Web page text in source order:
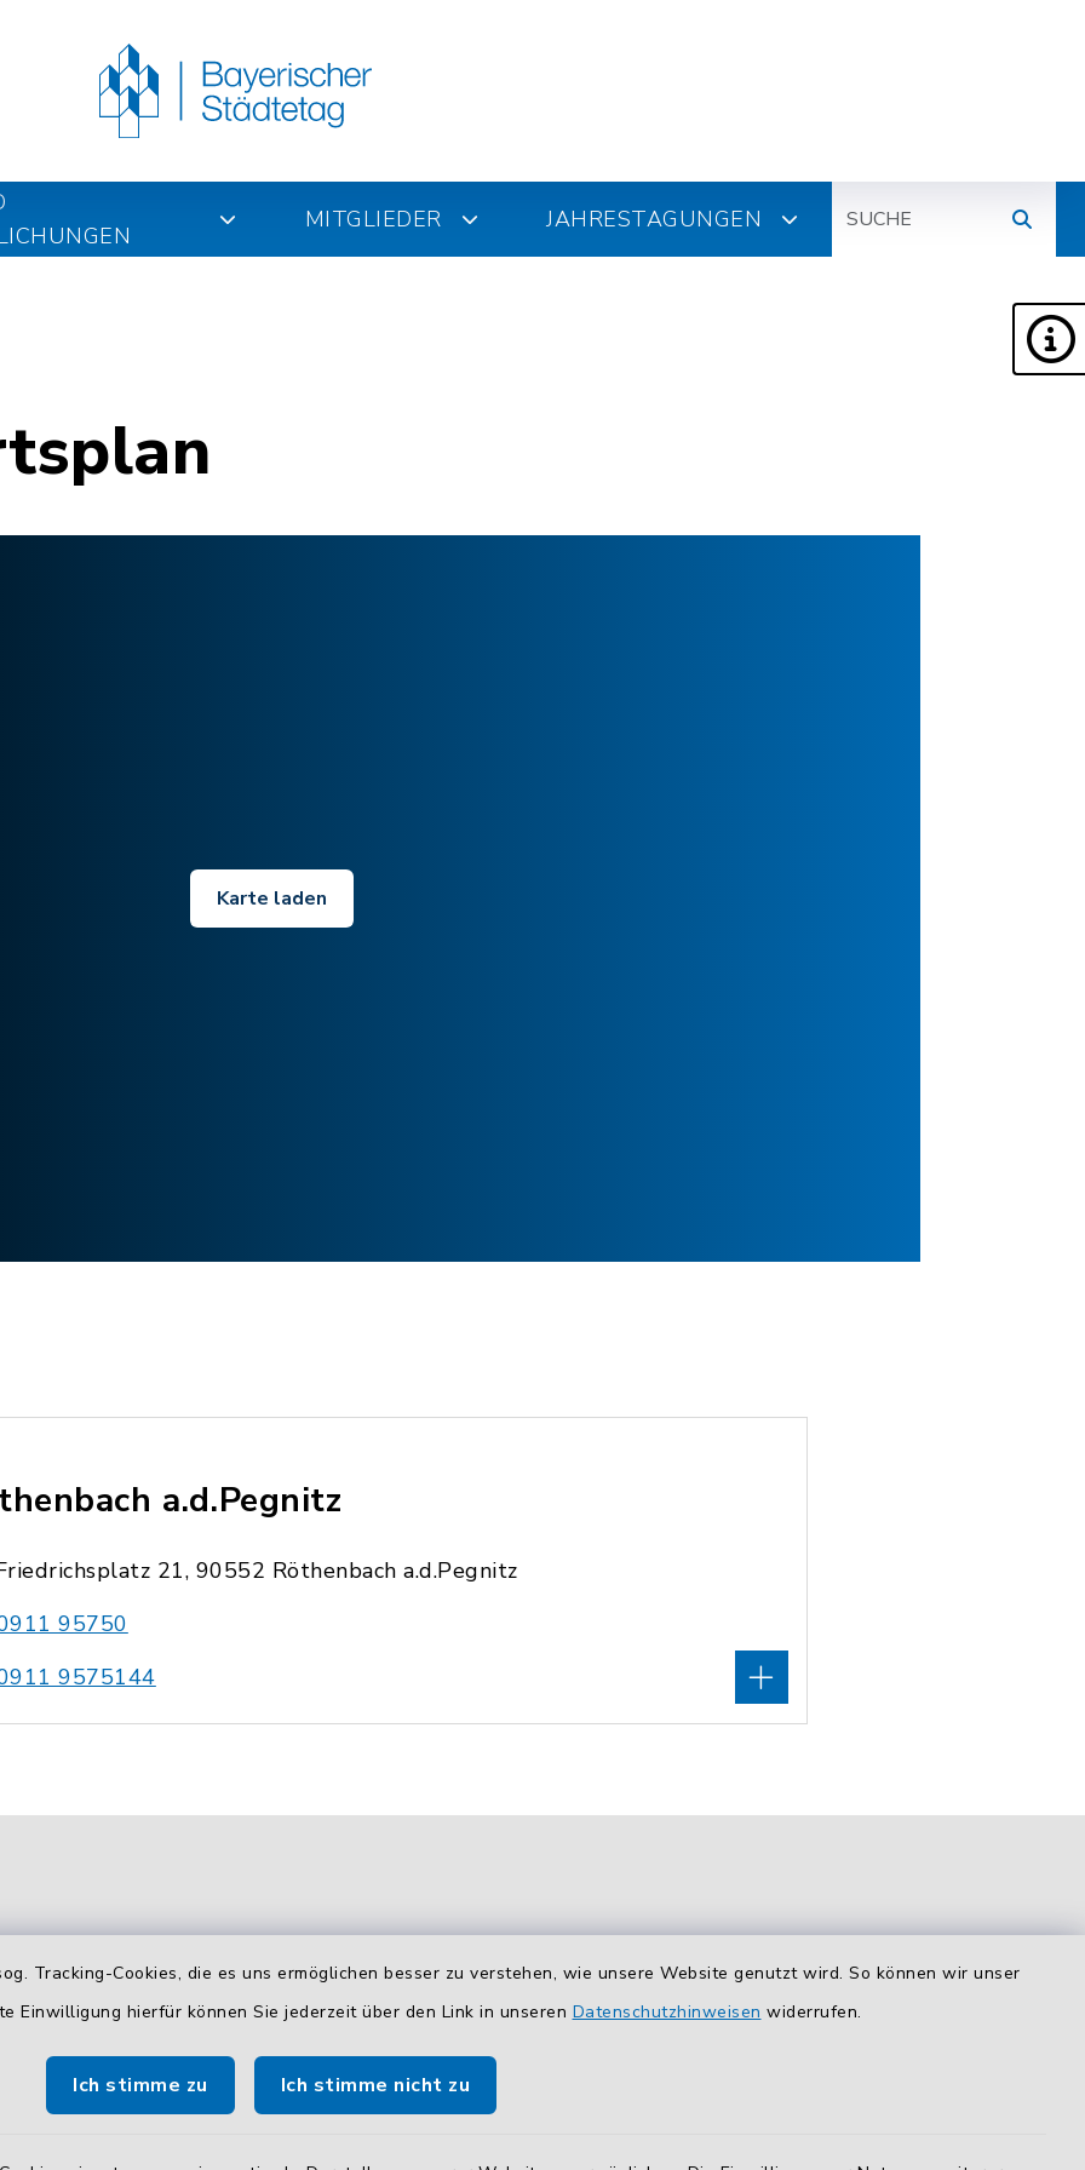
Tracking-Cookies, die es uns ermöglichen besser zu verstehen, wie unsere Website genutzt wird. So können wir unser
Einwilligung hierfür können Sie jederzeit über den Link in unseren Datenschutzhinweisen widerrufen.
Ich stimme zu Ich stimme nicht zu
MITGLIEDER JAHRESTAGUNGEN
Karte laden
a.d.Pegnitz
21, 90552 Röthenbach a.d.Pegnitz
95750
9575144
Zusätzliche
Erreichbarkeit